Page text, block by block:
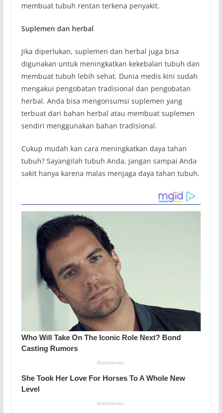
membuat tubuh rentan terkena penyakit.
Suplemen dan herbal
Jika diperlukan, suplemen dan herbal juga bisa
digunakan untuk meningkatkan kekebalan tubuh dan
membuat tubuh lebih sehat. Dunia medis kini sudah
mengakui pengobatan tradisional dan pengobatan
herbal. Anda bisa mengonsumsi suplemen yang
terbuat dari bahan herbal atau membuat suplemen
sendiri menggunakan bahan tradisional.
Cukup mudah kan cara meningkatkan daya tahan
tubuh? Sayangilah tubuh Anda, jangan sampai Anda
sakit hanya karena malas menjaga daya tahan tubuh.